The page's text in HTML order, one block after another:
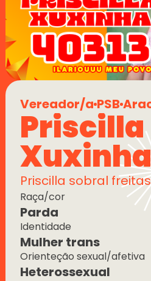
Vereador/a PSB
Priscilla
Xuxinha
Priscilla sobral freitas
Parda
Raça/cor
Mulher trans
Identidade
Heterossexual
Orienteção sexual/afetiva